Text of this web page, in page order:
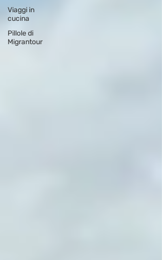
Viaggi in
cucina
Pillole di
Migrantour